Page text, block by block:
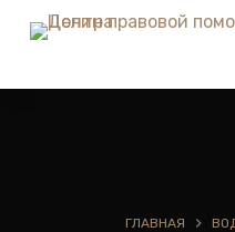
П
ГЛАВНАЯ